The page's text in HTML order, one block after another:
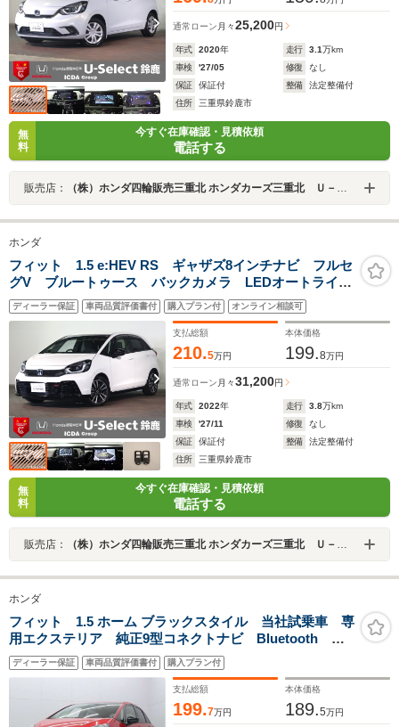
通常ローン 月々25,200円
年式 2020年 走行 3.1万km
車検
'27/05 修復
なし
保証
保証付 整備
法定整備付
住所
三重県鈴鹿市
無
料
今すぐ在庫確認・見積依頼
電話する
販売店： （株）ホンダ四輪販売三重北 ホンダカーズ三重北 Ｕ－Ｓｅｌｅｃｔ鈴鹿
ホンダ
フィット 1.5 e:HEV RS ギャザズ8インチナビ フルセ
グV ブルートゥース バックカメラ LEDオートライ
ト オートハイビーム ETC車載器 ワンオーナー 禁
煙車 パーキングセンサー Hセンシング ドラレコ パ
ドルシフト
ディーラー保証 車両品質評価書付 購入プラン付 オンライン相談可
支払総額
210.5万円
本体価格
199.8万円
通常ローン 月々31,200円
年式 2022年 走行 3.8万km
車検
'27/11 修復
なし
保証
保証付 整備
法定整備付
住所
三重県鈴鹿市
無
料
今すぐ在庫確認・見積依頼
電話する
販売店： （株）ホンダ四輪販売三重北 ホンダカーズ三重北 Ｕ－Ｓｅｌｅｃｔ鈴鹿
ホンダ
フィット 1.5 ホーム ブラックスタイル 当社試乗車 専
用エクステリア 純正9型コネクトナビ Bluetooth 禁
煙車 パーキングセンサー オートハイビーム 渋滞追
従クルーズ 車線維持支援 電子パーキング ブレーキ
ディーラー保証 車両品質評価書付 購入プラン付
支払総額
199.7万円
本体価格
189.5万円